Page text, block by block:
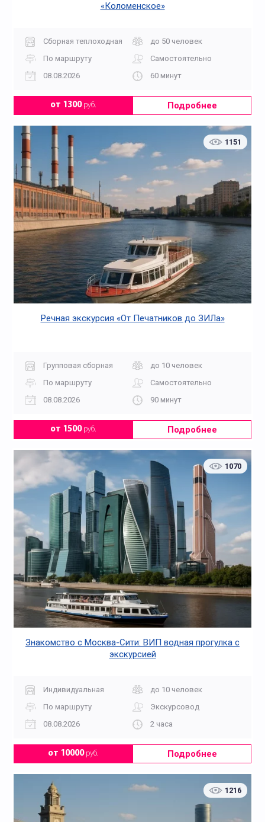
«Коломенское»
Сборная теплоходная
до 50 человек
По маршруту
Самостоятельно
08.08.2026
60 минут
от 1300руб. Подробнее
1151
Речная экскурсия «От Печатников до ЗИЛа»
Групповая сборная
до 10 человек
По маршруту
Самостоятельно
08.08.2026
90 минут
от 1500руб. Подробнее
1070
Знакомство с Москва-Сити: ВИП водная прогулка с
экскурсией
Индивидуальная
до 10 человек
По маршруту
Экскурсовод
08.08.2026
2 часа
от 10000руб. Подробнее
1216